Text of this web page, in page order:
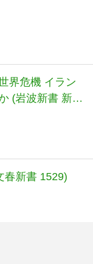
界危機 イラン
(岩波新書 新赤
春新書 1529)